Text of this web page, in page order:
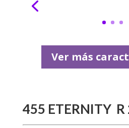
Ver más
455 ETERNITY R